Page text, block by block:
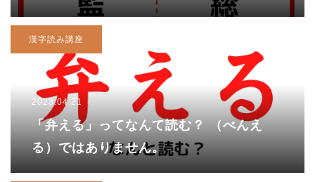
漢字読み講座
2023.04.21
「弁える」ってなんて読む？ （べんえ
る）ではありません。